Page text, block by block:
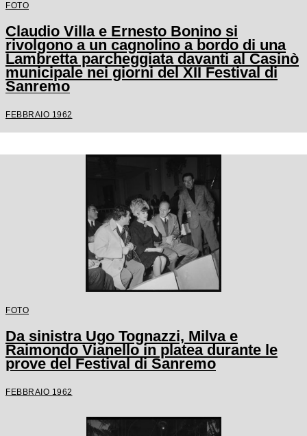
FOTO
Claudio Villa e Ernesto Bonino si
rivolgono a un cagnolino a bordo di una
Lambretta parcheggiata davanti al Casinò
municipale nei giorni del XII Festival di
Sanremo
FEBBRAIO 1962
FOTO
Da sinistra Ugo Tognazzi, Milva e
Raimondo Vianello in platea durante le
prove del Festival di Sanremo
FEBBRAIO 1962